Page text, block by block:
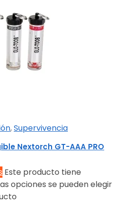
,Supervivencia
Nextorch GT-AAA PRO
Este producto tiene
opciones se pueden elegir